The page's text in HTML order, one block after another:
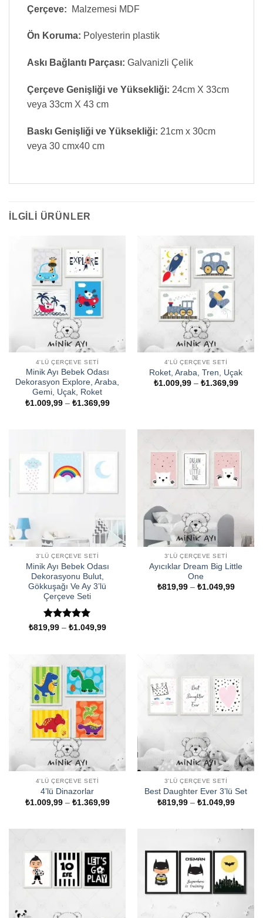
Çerçeve: Malzemesi MDF
Ön Koruma: Polyesterin plastik
Askı Bağlantı Parçası: Galvanizli Çelik
Çerçeve Genişliği ve Yüksekliği: 24cm X 33cm
veya 33cm X 43 cm
Baskı Genişliği ve Yüksekliği: 21cm x 30cm
veya 30 cmx40 cm
İLGILI ÜRÜNLER
4'LÜ ÇERÇEVE SETI
Minik Ayı Bebek Odası
Dekorasyon Explore, Araba,
Gemi, Uçak, Roket
₺1.009,99 – ₺1.369,99Fiyat
4'LÜ ÇERÇEVE SETI
Roket, Araba, Tren, Uçak
₺1.009,99 – ₺1.369,99Fiyat
3'LÜ ÇERÇEVE SETI
Minik Ayı Bebek Odası
Dekorasyonu Bulut,
Gökkuşağı Ve Ay 3’lü
Çerçeve Seti
5 üzerinden
₺819,99 – ₺1.049,99Fiyat
3'LÜ ÇERÇEVE SETI
Ayıcıklar Dream Big Little
One
₺819,99 – ₺1.049,99Fiyat
4'LÜ ÇERÇEVE SETI
4’lü Dinazorlar
₺1.009,99 – ₺1.369,99Fiyat
3'LÜ ÇERÇEVE SETI
Best Daughter Ever 3’lü Set
₺819,99 – ₺1.049,99Fiyat